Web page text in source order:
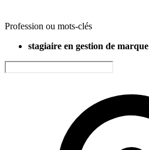
Profession ou mots-clés
stagiaire en gestion de marque